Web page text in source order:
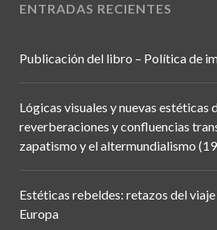
ENTRADAS RECIENTES
Publicación del libro – Política de
Lógicas visuales y nuevas estéticas
reverberaciones y confluencias
zapatismo y el altermundialismo
Estéticas rebeldes: retazos del
Europa